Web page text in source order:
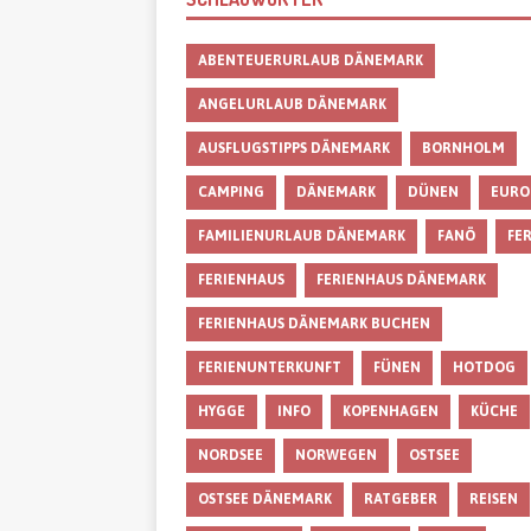
ABENTEUERURLAUB DÄNEMARK
ANGELURLAUB DÄNEMARK
AUSFLUGSTIPPS DÄNEMARK BORNHOLM
CAMPING DÄNEMARK DÜNEN EURO
FAMILIENURLAUB DÄNEMARK FANÖ
FERIENHAUS FERIENHAUS DÄNEMARK
FERIENHAUS DÄNEMARK BUCHEN
FERIENUNTERKUNFT FÜNEN HOTDOG
HYGGE INFO KOPENHAGEN KÜCHE
NORDSEE NORWEGEN OSTSEE
OSTSEE DÄNEMARK RATGEBER REISEN